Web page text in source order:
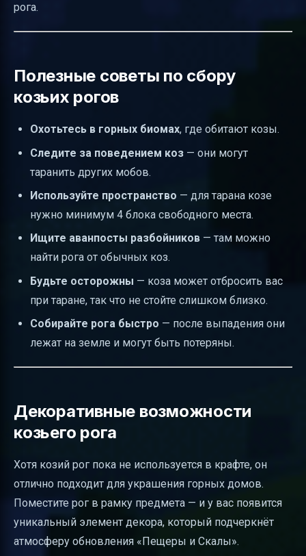
рога.
Полезные советы по сбору
козьих рогов
Охотьтесь в горных биомах, где обитают козы.
Следите за поведением коз — они могут
таранить других мобов.
Используйте пространство — для тарана козе
нужно минимум 4 блока свободного места.
Ищите аванпосты разбойников — там можно
найти рога от обычных коз.
Будьте осторожны — коза может отбросить вас
при таране, так что не стойте слишком близко.
Собирайте рога быстро — после выпадения они
лежат на земле и могут быть потеряны.
Декоративные возможности
козьего рога
Хотя козий рог пока не используется в крафте, он
отлично подходит для украшения горных домов.
Поместите рог в рамку предмета — и у вас появится
уникальный элемент декора, который подчеркнёт
атмосферу обновления «Пещеры и Скалы».